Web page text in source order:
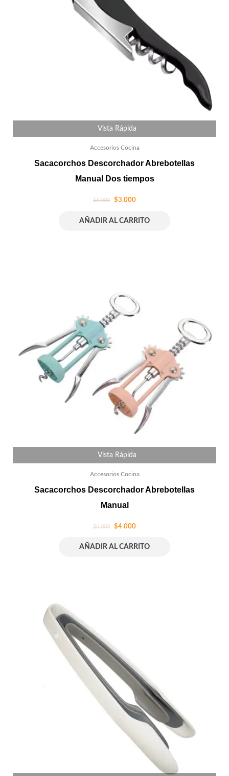
Vista Rápida
Accesorios Cocina
Sacacorchos Descorchador Abrebotellas
Manual Dos tiempos
$6.000 $3.000
AÑADIR AL CARRITO
Vista Rápida
Accesorios Cocina
Sacacorchos Descorchador Abrebotellas
Manual
$6.000 $4.000
AÑADIR AL CARRITO